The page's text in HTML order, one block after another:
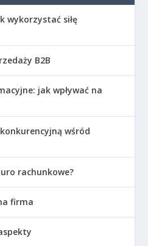
wykorzystać siłę
B2B
jak wpływać na
wśród
rachunkowe?
firma